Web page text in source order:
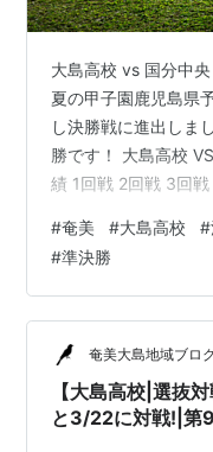
大島高校 vs 国分中
夏の甲子園鹿児島県
し決勝戦に進出しま
勝です！ 大島高校
績 1回戦 2回戦 3回
た！ 国分中央 ヒッ
得点：7 安打数も13
ずコールドで勝利す
も前の試合では強豪
ため予想外の結果と
#奄美 #大島高校 #
#準決勝
奄美大島地域ブロ
【大島高校|選抜
と3/22に対戦!|第